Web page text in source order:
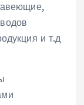
и т.д